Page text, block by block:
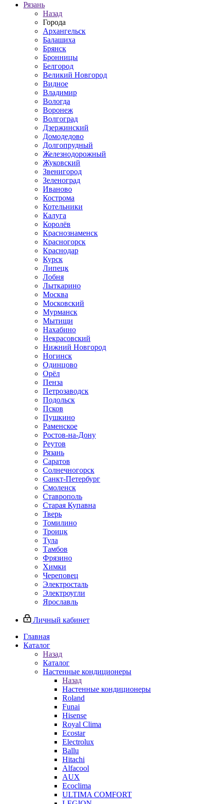
Рязань
Назад
Города
Архангельск
Балашиха
Брянск
Бронницы
Белгород
Великий Новгород
Видное
Владимир
Вологда
Воронеж
Волгоград
Дзержинский
Домодедово
Долгопрудный
Железнодорожный
Жуковский
Звенигород
Зеленоград
Иваново
Кострома
Котельники
Калуга
Королёв
Краснознаменск
Красногорск
Краснодар
Курск
Липецк
Лобня
Лыткарино
Москва
Московский
Мурманск
Мытищи
Нахабино
Некрасовский
Нижний Новгород
Ногинск
Одинцово
Орёл
Пенза
Петрозаводск
Подольск
Псков
Пушкино
Раменское
Ростов-на-Дону
Реутов
Рязань
Саратов
Солнечногорск
Санкт-Петербург
Смоленск
Ставрополь
Старая Купавна
Тверь
Томилино
Троицк
Тула
Тамбов
Фрязино
Химки
Череповец
Электросталь
Электроугли
Ярославль
Личный кабинет
Главная
Каталог
Назад
Каталог
Настенные кондиционеры
Назад
Настенные кондиционеры
Roland
Funai
Hisense
Royal Clima
Ecostar
Electrolux
Ballu
Hitachi
Alfacool
AUX
Ecoclima
ULTIMA COMFORT